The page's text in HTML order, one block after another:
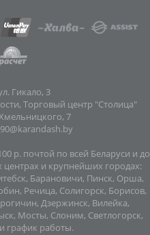
Гикало, 3
Торговый центр "Столица"
7
р. почтой по всей Беларуси и до
центрах и крупнейших городах:
Барановичи, Пинск, Орша,
Речица, Солигорск, Борисов,
Дзержинск, Вилейка,
Мосты, Слоним, Светлогорск,
график работы.